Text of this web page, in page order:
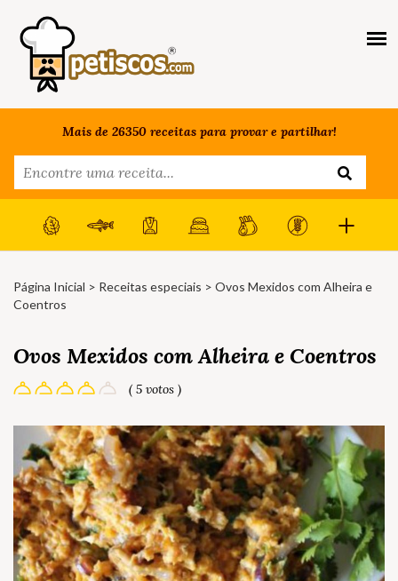
Mais de 26350 receitas para provar e partilhar!
Página Inicial > Receitas especiais > Ovos Mexidos com Alheira e
Coentros
Ovos Mexidos com Alheira e Coentros
( 5 votos )